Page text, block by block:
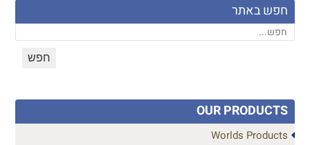
חפש באתר
OUR PRODUCTS
Worlds Products